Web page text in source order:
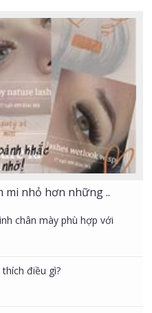
mi nhỏ hơn những ..
chân mày phù hợp với
điều gì?